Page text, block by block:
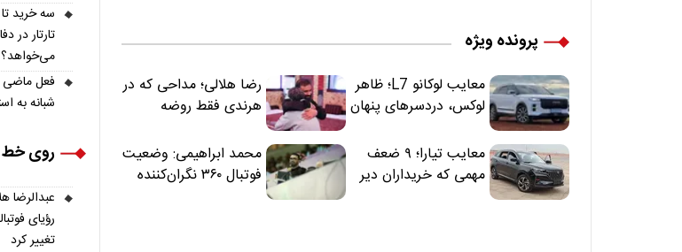
پرونده ویژه
معایب لوکانو L7؛ ظاهر
لوکس، دردسرهای پنهان
رضا هلالی؛ مداحی که در
هرندی فقط روضه
«تکیه‌گاه آقا مرتضی
علی(ع)» را جدی‌تر
ببینند
معایب تیارا؛ ۹ ضعف
مهمی که خریداران دیر
محمد ابراهیمی: وضعیت
فوتبال ۳۶۰ نگران‌کننده
سه خرید
تارتار در
می‌خواهد؟
فعل ماضی
شبانه به
روی خط
عبدالرضا
رؤیای
تغییر کرد